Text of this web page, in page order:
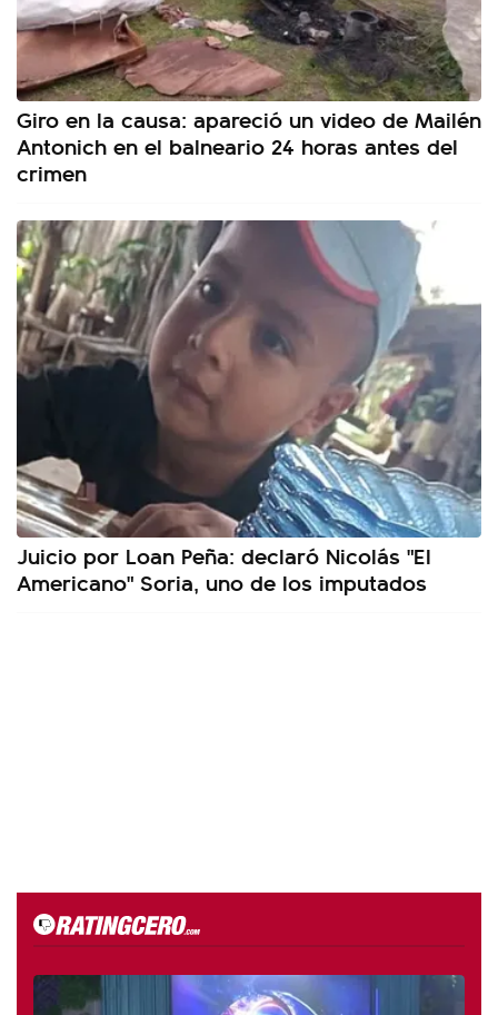
Giro en la causa: apareció un video de Mailén
Antonich en el balneario 24 horas antes del
crimen
Juicio por Loan Peña: declaró Nicolás "El
Americano" Soria, uno de los imputados